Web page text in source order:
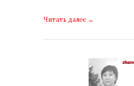
Читать далее →